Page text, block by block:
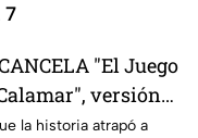
7
"El Juego
versión
Unidos? Esto
la historia atrapó a